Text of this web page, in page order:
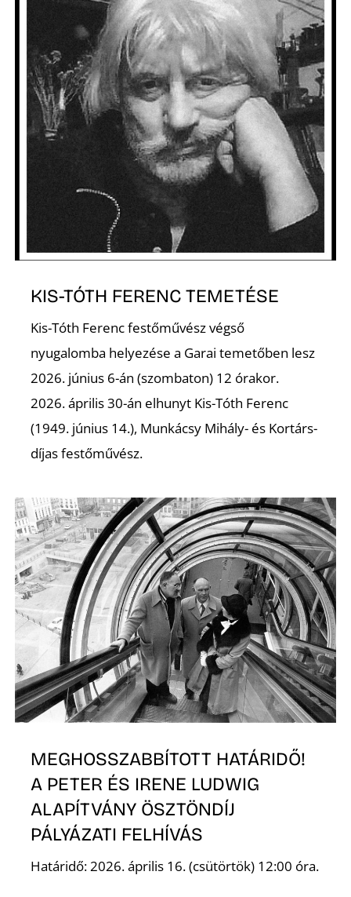
KIS-TÓTH FERENC TEMETÉSE
Kis-Tóth Ferenc festőművész végső
nyugalomba helyezése a Garai temetőben lesz
2026. június 6-án (szombaton) 12 órakor.
2026. április 30-án elhunyt Kis-Tóth Ferenc
(1949. június 14.), Munkácsy Mihály- és Kortárs-
díjas festőművész.
MEGHOSSZABBÍTOTT HATÁRIDŐ!
A PETER ÉS IRENE LUDWIG
ALAPÍTVÁNY ÖSZTÖNDÍJ
PÁLYÁZATI FELHÍVÁS
Határidő: 2026. április 16. (csütörtök) 12:00 óra.